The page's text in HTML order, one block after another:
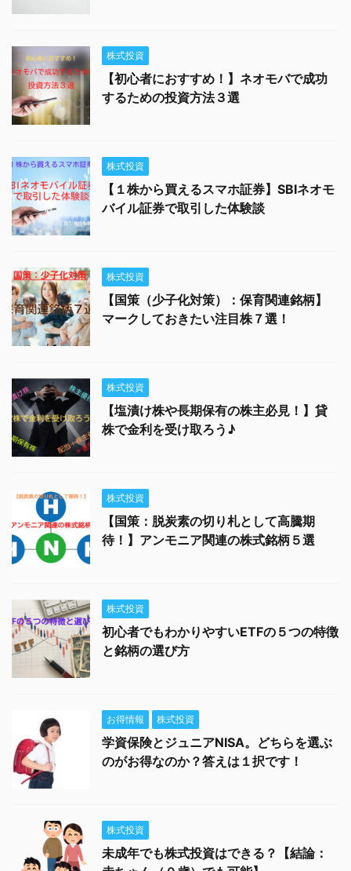
株式投資
【初心者におすすめ！】ネオモバで成功
するための投資方法３選
株式投資
【１株から買えるスマホ証券】SBIネオモ
バイル証券で取引した体験談
株式投資
【国策（少子化対策）：保育関連銘柄】
マークしておきたい注目株７選！
株式投資
【塩漬け株や長期保有の株主必見！】貸
株で金利を受け取ろう♪
株式投資
【国策：脱炭素の切り札として高騰期
待！】アンモニア関連の株式銘柄５選
株式投資
初心者でもわかりやすいETFの５つの特徴
と銘柄の選び方
お得情報 株式投資
学資保険とジュニアNISA。どちらを選ぶ
のがお得なのか？答えは１択です！
株式投資
未成年でも株式投資はできる？【結論：